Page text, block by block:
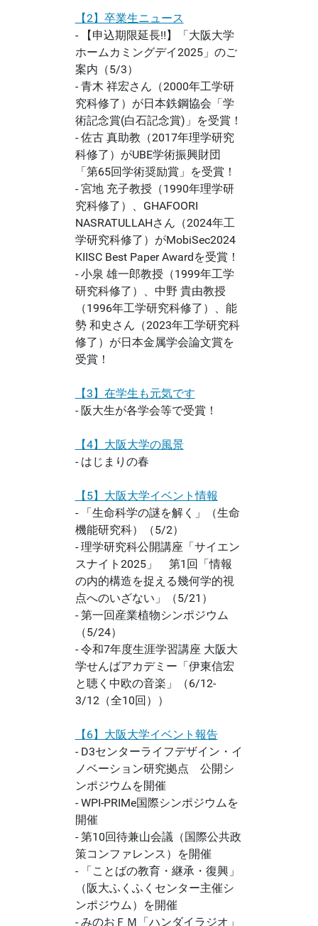
【2】卒業生ニュース
- 【申込期限延長‼】「大阪大学
ホームカミングデイ2025」のご
案内（5/3）
- 青木 祥宏さん（2000年工学研
究科修了）が日本鉄鋼協会「学
術記念賞(白石記念賞)」を受賞！
- 佐古 真助教（2017年理学研究
科修了）がUBE学術振興財団
「第65回学術奨励賞」を受賞！
- 宮地 充子教授（1990年理学研
究科修了）、GHAFOORI
NASRATULLAHさん（2024年工
学研究科修了）がMobiSec2024
KIISC Best Paper Awardを受賞！
- 小泉 雄一郎教授（1999年工学
研究科修了）、中野 貴由教授
（1996年工学研究科修了）、能
勢 和史さん（2023年工学研究科
修了）が日本金属学会論文賞を
受賞！
【3】在学生も元気です
- 阪大生が各学会等で受賞！
【4】大阪大学の風景
- はじまりの春
【5】大阪大学イベント情報
- 「生命科学の謎を解く」（生命
機能研究科）（5/2）
- 理学研究科公開講座「サイエン
スナイト2025」 第1回「情報
の内的構造を捉える幾何学的視
点へのいざない」（5/21）
- 第一回産業植物シンポジウム
（5/24）
- 令和7年度生涯学習講座 大阪大
学せんばアカデミー「伊東信宏
と聴く中欧の音楽」（6/12-
3/12（全10回））
【6】大阪大学イベント報告
- D3センターライフデザイン・イ
ノベーション研究拠点 公開シ
ンポジウムを開催
- WPI-PRIMe国際シンポジウムを
開催
- 第10回待兼山会議（国際公共政
策コンファレンス）を開催
- 「ことばの教育・継承・復興」
（阪大ふくふくセンター主催シ
ンポジウム）を開催
- みのおＦＭ「ハンダイラジオ」